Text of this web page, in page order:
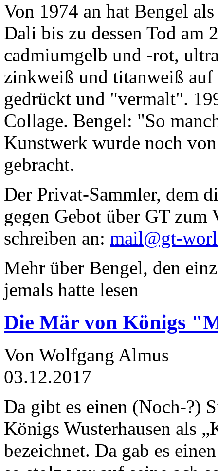
Von 1974 an hat Bengel
Dali bis zu dessen Tod am
cadmiumgelb und -rot,
zinkweiß und titanweiß
gedrückt und "vermalt".
Collage. Bengel: "So
Kunstwerk wurde noch
gebracht.
Der Privat-Sammler, dem
gegen Gebot über GT zum
schreiben an: mail@gt-
Mehr über Bengel, den
jemals hatte lesen
Die Mär von Königs
Von Wolfgang Almus
03.12.2017
Da gibt es einen (Noch-?)
Königs Wusterhausen als
bezeichnet. Da gab es